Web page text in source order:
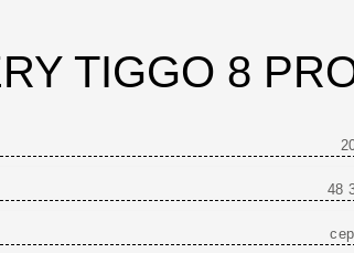
TIGGO 8
48